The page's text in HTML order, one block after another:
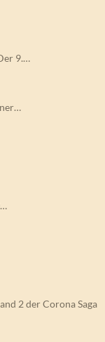
9.…
2 der Corona Saga